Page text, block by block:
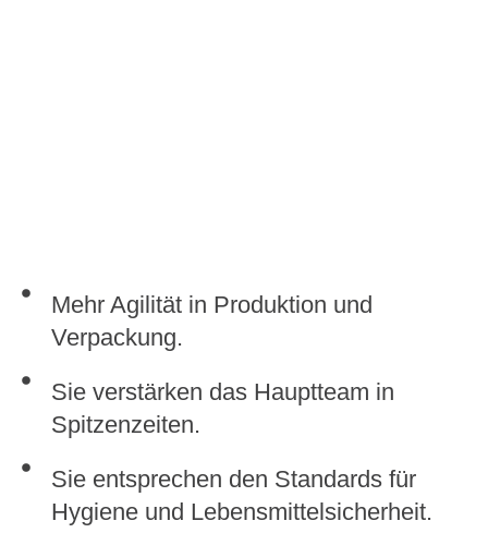
Mehr Agilität in Produktion und
Verpackung.
Sie verstärken das Hauptteam in
Spitzenzeiten.
Sie entsprechen den Standards für
Hygiene und Lebensmittelsicherheit.